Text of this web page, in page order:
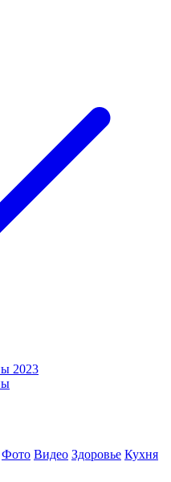
2023
Фото Видео Здоровье Кухня